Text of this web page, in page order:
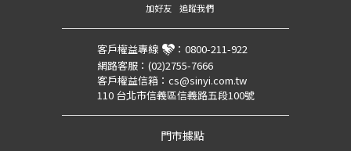
加好友 追蹤我們
客戶權益專線 ： 0800-211-922
網路客服： (02)2755-7666
客戶權益信箱： cs@sinyi.com.tw
110 台北市信義區信義路五段100號
門市據點